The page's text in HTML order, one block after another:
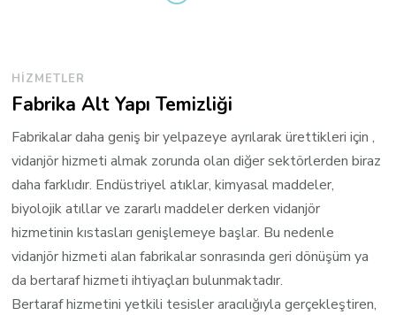
HIZMETLER
Fabrika Alt Yapı Temizliği
Fabrikalar daha geniş bir yelpazeye ayrılarak ürettikleri için ,
vidanjör hizmeti almak zorunda olan diğer sektörlerden biraz
daha farklıdır. Endüstriyel atıklar, kimyasal maddeler,
biyolojik atıllar ve zararlı maddeler derken vidanjör
hizmetinin kıstasları genişlemeye başlar. Bu nedenle
vidanjör hizmeti alan fabrikalar sonrasında geri dönüşüm ya
da bertaraf hizmeti ihtiyaçları bulunmaktadır.
Bertaraf hizmetini yetkili tesisler aracılığıyla gerçekleştiren,